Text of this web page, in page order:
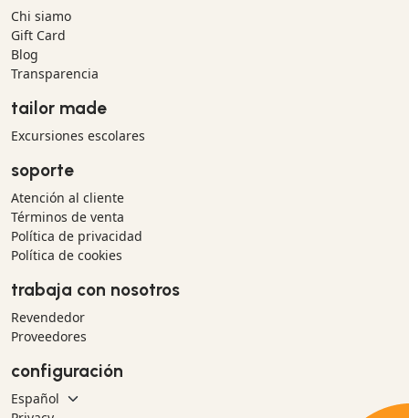
Chi siamo
Gift Card
Blog
Transparencia
tailor made
Excursiones escolares
soporte
Atención al cliente
Términos de venta
Política de privacidad
Política de cookies
trabaja con nosotros
Revendedor
Proveedores
configuración